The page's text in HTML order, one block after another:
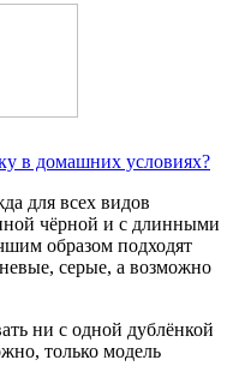
в домашних условиях?
для всех видов
чёрной и с длинными
образом подходят
серые, а возможно
ни с одной дублёнкой
только модель